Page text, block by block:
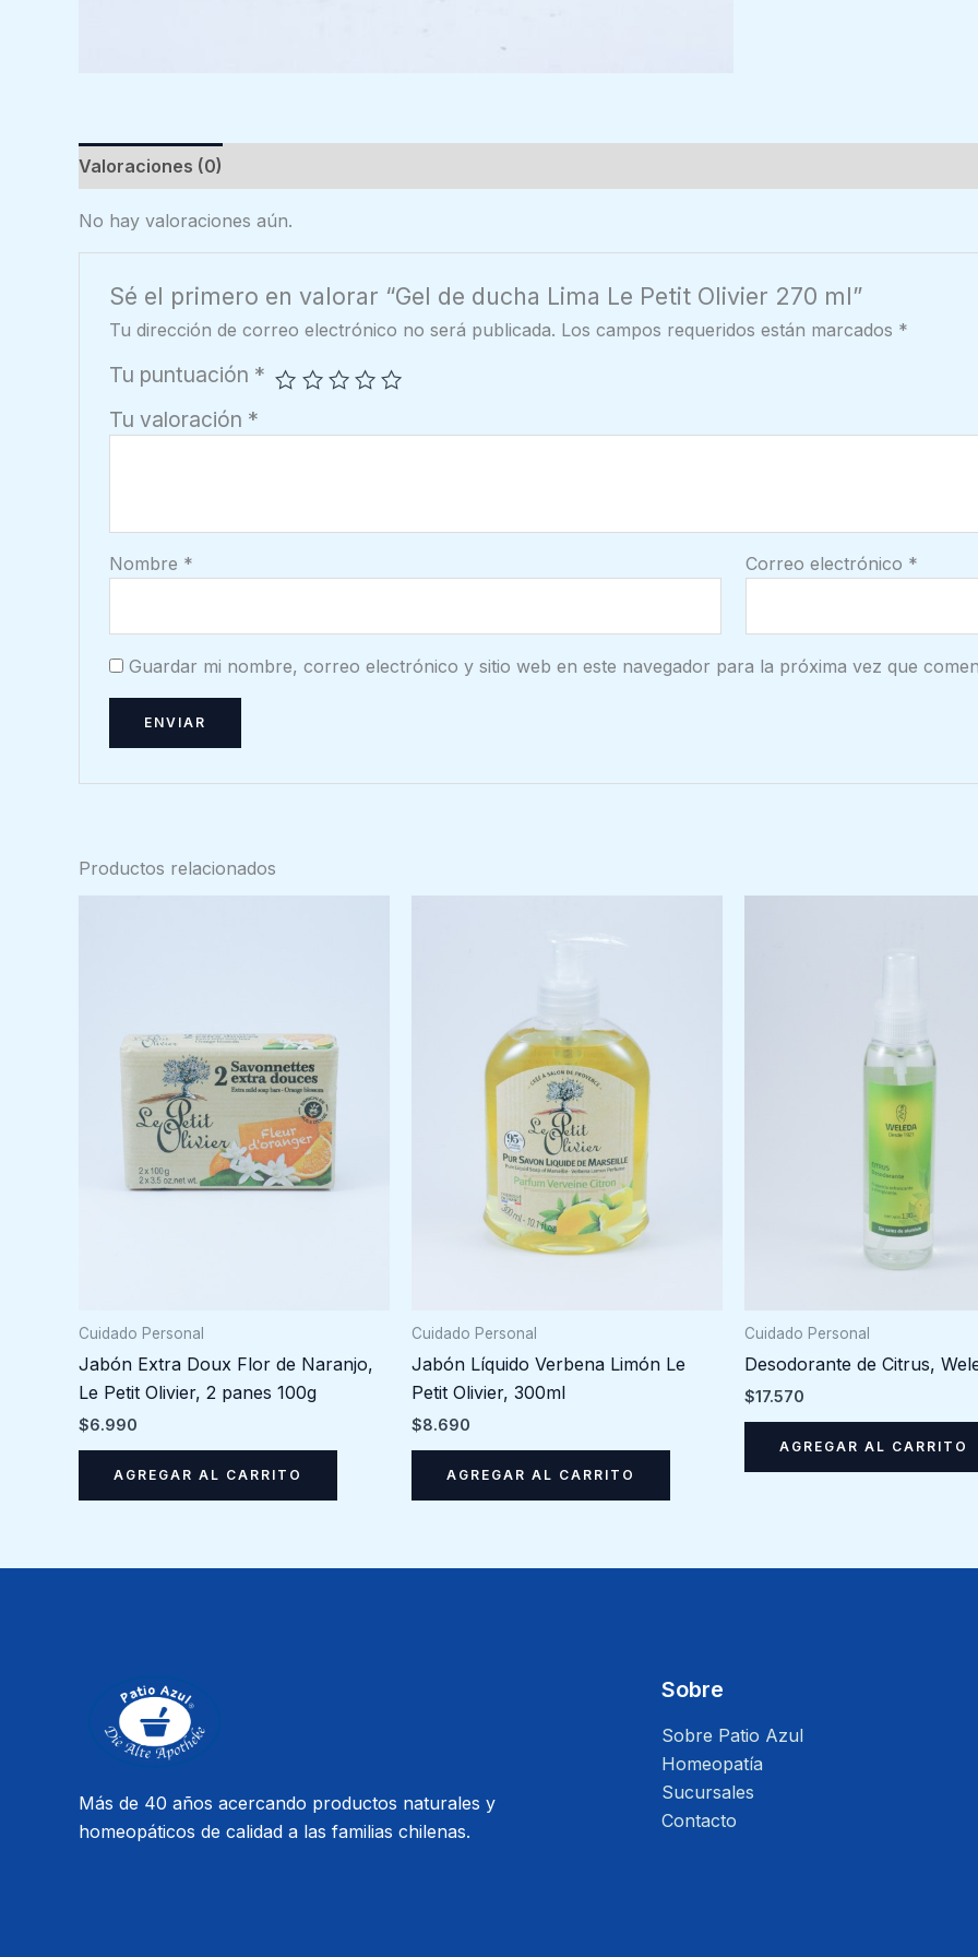
Valoraciones (0)
No hay valoraciones aún.
Sé el primero en valorar “Gel de ducha Lima Le Petit Olivier 270 ml”
Tu dirección de correo electrónico no será publicada. Los campos requeridos están marcados *
Tu puntuación *
Tu valoración *
Nombre * Correo electrónico *
Guardar mi nombre, correo electrónico y sitio web en este navegador para la próxima vez que
Productos relacionados
Cuidado Personal
Jabón Extra Doux Flor de Naranjo,
Le Petit Olivier, 2 panes 100g
$6.990
AGREGAR AL CARRITO
Cuidado Personal
Jabón Líquido Verbena Limón Le
Petit Olivier, 300ml
$8.690
AGREGAR AL CARRITO
Cuidado Personal
Desodorante de Citrus,
$17.570
AGREGAR AL CARRITO
Más de 40 años acercando productos naturales y
homeopáticos de calidad a las familias chilenas.
Sobre
Sobre Patio Azul
Homeopatía
Sucursales
Contacto